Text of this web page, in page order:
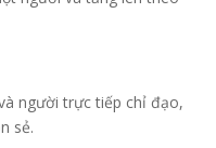
người trực tiếp chỉ đạo,
sẻ.